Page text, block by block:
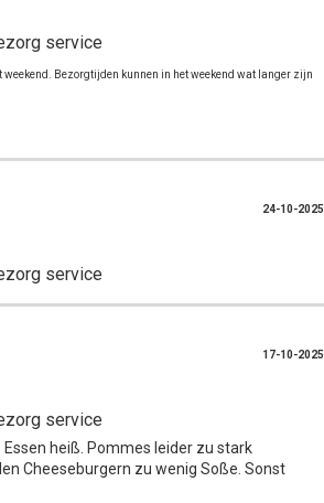
service
Bezorgtijden kunnen in het weekend wat langer zijn
service
24-10-2025
service
Essen heiß. Pommes leider zu stark
Cheeseburgern zu wenig Soße. Sonst
17-10-2025